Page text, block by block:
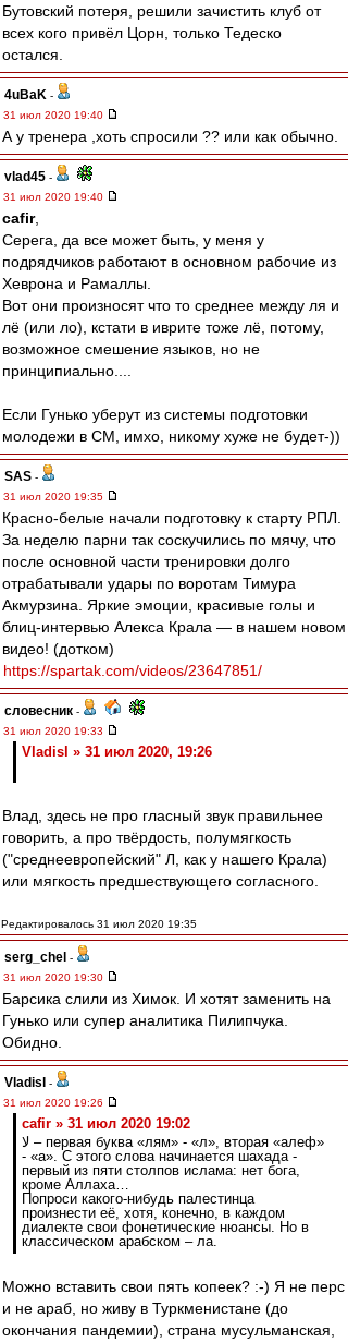
Бутовский потеря, решили зачистить клуб от
всех кого привёл Цорн, только Тедеско
остался.
4uBaK -
31 июл 2020 19:40
А у тренера ,хоть спросили ?? или как обычно.
vlad45 -
31 июл 2020 19:40
cafir,
Серега, да все может быть, у меня у
подрядчиков работают в основном рабочие из
Хеврона и Рамаллы.
Вот они произносят что то среднее между ля и
лё (или ло), кстати в иврите тоже лё, потому,
возможное смешение языков, но не
принципиально....
Если Гунько уберут из системы подготовки
молодежи в СМ, имхо, никому хуже не будет-))
SAS -
31 июл 2020 19:35
Красно-белые начали подготовку к старту РПЛ.
За неделю парни так соскучились по мячу, что
после основной части тренировки долго
отрабатывали удары по воротам Тимура
Акмурзина. Яркие эмоции, красивые голы и
блиц-интервью Алекса Крала — в нашем новом
видео! (дотком)
https://spartak.com/videos/23647851/
словесник -
31 июл 2020 19:33
Vladisl » 31 июл 2020, 19:26
Влад, здесь не про гласный звук правильнее
говорить, а про твёрдость, полумягкость
("среднеевропейский" Л, как у нашего Крала)
или мягкость предшествующего согласного.
Редактировалось 31 июл 2020 19:35
serg_chel -
31 июл 2020 19:30
Барсика слили из Химок. И хотят заменить на
Гунько или супер аналитика Пилипчука.
Обидно.
Vladisl
-
31 июл 2020 19:26
cafir » 31 июл 2020 19:02
لا – первая буква «лям» - «л», вторая «алеф»
- «а». С этого слова начинается шахада -
первый из пяти столпов ислама: нет бога,
кроме Аллаха…
Попроси какого-нибудь палестинца
произнести её, хотя, конечно, в каждом
диалекте свои фонетические нюансы. Но в
классическом арабском – ла.
Можно вставить свои пять копеек? :-) Я не перс
и не араб, но живу в Туркменистане (до
окончания пандемии), страна мусульманская,